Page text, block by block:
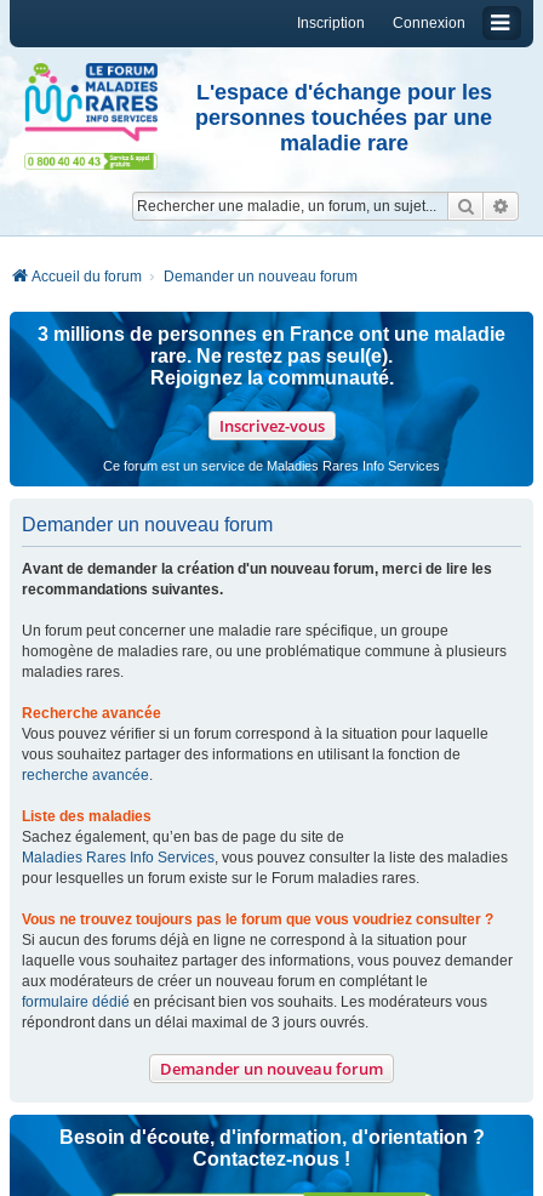
Connexion
Inscription
L'espace d'échange pour les
personnes touchées par une
maladie rare
Accueil du forum Demander un nouveau forum
3 millions de personnes en France ont une maladie
rare. Ne restez pas seul(e).
Rejoignez la communauté.
Inscrivez-vous
Ce forum est un service de Maladies Rares Info Services
Demander un nouveau forum
Avant de demander la création d'un nouveau forum, merci de lire les
recommandations suivantes.
Un forum peut concerner une maladie rare spécifique, un groupe
homogène de maladies rare, ou une problématique commune à plusieurs
maladies rares.
Recherche avancée
Vous pouvez vérifier si un forum correspond à la situation pour laquelle
vous souhaitez partager des informations en utilisant la fonction de
recherche avancée.
Liste des maladies
Sachez également, qu’en bas de page du site de
Maladies Rares Info Services, vous pouvez consulter la liste des maladies
pour lesquelles un forum existe sur le Forum maladies rares.
Vous ne trouvez toujours pas le forum que vous voudriez consulter ?
Si aucun des forums déjà en ligne ne correspond à la situation pour
laquelle vous souhaitez partager des informations, vous pouvez demander
aux modérateurs de créer un nouveau forum en complétant le
formulaire dédié en précisant bien vos souhaits. Les modérateurs vous
répondront dans un délai maximal de 3 jours ouvrés.
Demander un nouveau forum
Besoin d'écoute, d'information, d'orientation ?
Contactez-nous !